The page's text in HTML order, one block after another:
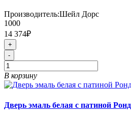
Производитель:Шейл Дорс
1000
14 374₽
+
-
В корзину
Дверь эмаль белая с патиной